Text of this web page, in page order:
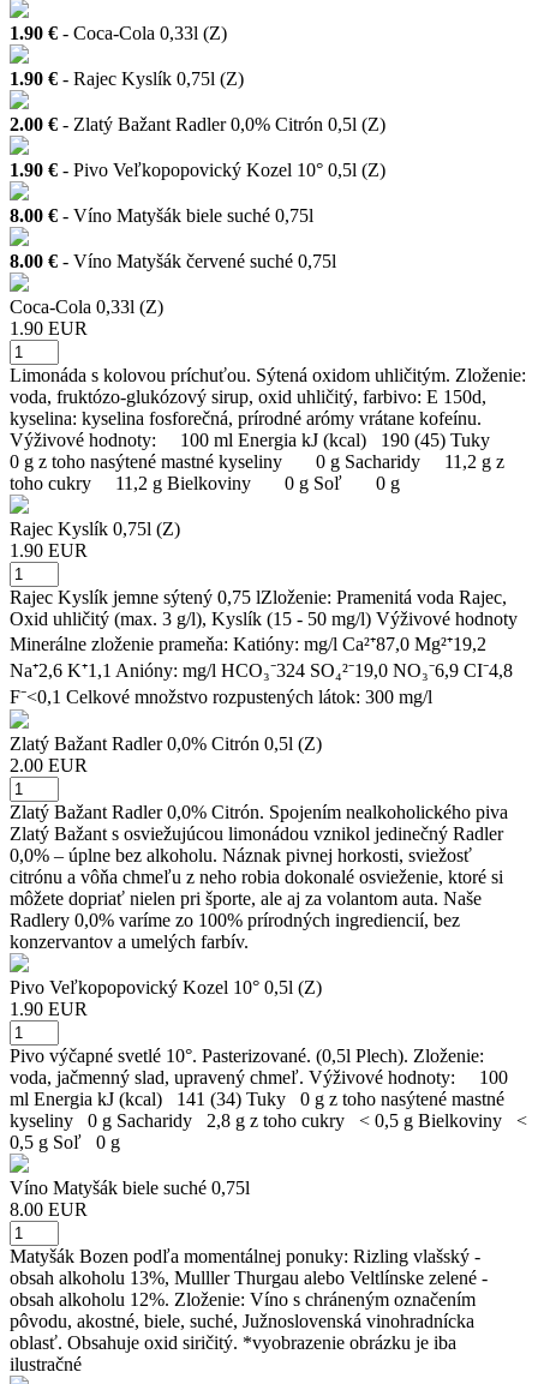
1.90 € - Coca-Cola 0,33l (Z)
1.90 € - Rajec Kyslík 0,75l (Z)
2.00 € - Zlatý Bažant Radler 0,0% Citrón 0,5l (Z)
1.90 € - Pivo Veľkopopovický Kozel 10° 0,5l (Z)
8.00 € - Víno Matyšák biele suché 0,75l
8.00 € - Víno Matyšák červené suché 0,75l
Coca-Cola 0,33l (Z)
1.90 EUR
Limonáda s kolovou príchuťou. Sýtená oxidom uhličitým. Zloženie:
voda, fruktózo-glukózový sirup, oxid uhličitý, farbivo: E 150d,
kyselina: kyselina fosforečná, prírodné arómy vrátane kofeínu.
Výživové hodnoty: 100 ml Energia kJ (kcal) 190 (45) Tuky
0 g z toho nasýtené mastné kyseliny 0 g Sacharidy 11,2 g z
toho cukry 11,2 g Bielkoviny 0 g Soľ 0 g
Rajec Kyslík 0,75l (Z)
1.90 EUR
Rajec Kyslík jemne sýtený 0,75 lZloženie: Pramenitá voda Rajec,
Oxid uhličitý (max. 3 g/l), Kyslík (15 - 50 mg/l) Výživové hodnoty
Minerálne zloženie prameňa: Katióny: mg/l Ca²⁺87,0 Mg²⁺19,2
Na⁺2,6 K⁺1,1 Anióny: mg/l HCO₃⁻324 SO₄²⁻19,0 NO₃⁻6,9 CI⁻4,8
F⁻<0,1 Celkové množstvo rozpustených látok: 300 mg/l
Zlatý Bažant Radler 0,0% Citrón 0,5l (Z)
2.00 EUR
Zlatý Bažant Radler 0,0% Citrón. Spojením nealkoholického piva
Zlatý Bažant s osviežujúcou limonádou vznikol jedinečný Radler
0,0% – úplne bez alkoholu. Náznak pivnej horkosti, sviežosť
citrónu a vôňa chmeľu z neho robia dokonalé osvieženie, ktoré si
môžete dopriať nielen pri športe, ale aj za volantom auta. Naše
Radlery 0,0% varíme zo 100% prírodných ingrediencií, bez
konzervantov a umelých farbív.
Pivo Veľkopopovický Kozel 10° 0,5l (Z)
1.90 EUR
Pivo výčapné svetlé 10°. Pasterizované. (0,5l Plech). Zloženie:
voda, jačmenný slad, upravený chmeľ. Výživové hodnoty: 100
ml Energia kJ (kcal) 141 (34) Tuky 0 g z toho nasýtené mastné
kyseliny 0 g Sacharidy 2,8 g z toho cukry < 0,5 g Bielkoviny <
0,5 g Soľ 0 g
Víno Matyšák biele suché 0,75l
8.00 EUR
Matyšák Bozen podľa momentálnej ponuky: Rizling vlašský -
obsah alkoholu 13%, Mulller Thurgau alebo Veltlínske zelené -
obsah alkoholu 12%. Zloženie: Víno s chráneným označením
pôvodu, akostné, biele, suché, Južnoslovenská vinohradnícka
oblasť. Obsahuje oxid siričitý. *vyobrazenie obrázku je iba
ilustračné